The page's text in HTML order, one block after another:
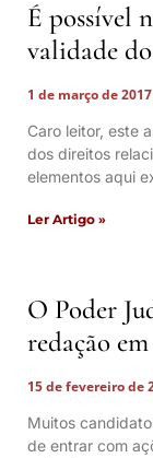
É possível
validade
1 de março de 2017
Caro leitor, este
dos direitos
elementos aqui
Ler Artigo »
O Poder
redação
15 de fevereiro de
Muitos
de entrar com